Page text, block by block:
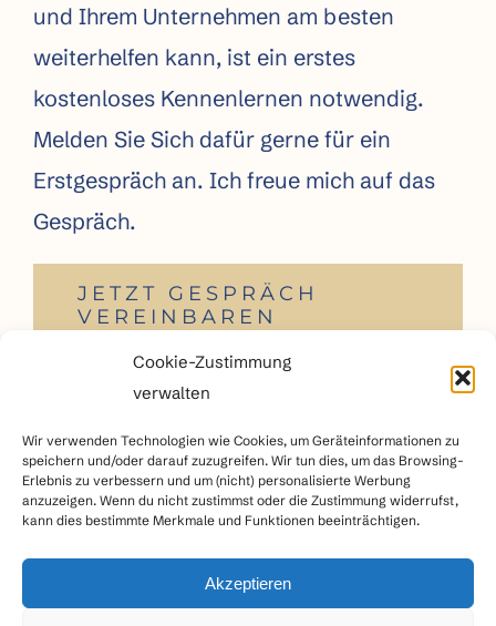
Cookie-Zustimmung
verwalten
Wir verwenden Technologien wie Cookies, um Geräteinformationen zu
speichern und/oder darauf zuzugreifen. Wir tun dies, um das Browsing-
Erlebnis zu verbessern und um (nicht) personalisierte Werbung
anzuzeigen. Wenn du nicht zustimmst oder die Zustimmung widerrufst,
kann dies bestimmte Merkmale und Funktionen beeinträchtigen.
Akzeptieren
und Ihrem Unternehmen am besten
weiterhelfen kann, ist ein erstes
kostenloses Kennenlernen notwendig.
Melden Sie Sich dafür gerne für ein
Erstgespräch an. Ich freue mich auf das
Gespräch.
JETZT GESPRÄCH
VEREINBAREN
Impressum|Datenschutz|AGB